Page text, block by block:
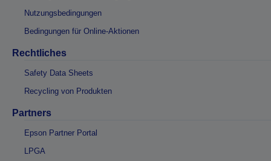
Nutzungsbedingungen
Bedingungen für Online-Aktionen
Rechtliches
Safety Data Sheets
Recycling von Produkten
Partners
Epson Partner Portal
LPGA